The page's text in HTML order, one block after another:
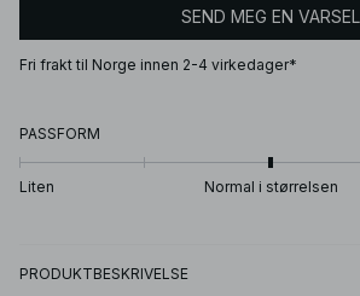
SEND MEG EN VARSEL
Fri frakt til Norge innen 2-4 virkedager*
PASSFORM
Liten Normal i størrelsen
PRODUKTBESKRIVELSE